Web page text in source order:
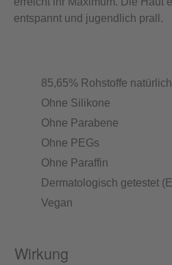
entspannt und jugendlich prall.
85,65% Rohstoffe
Ohne Silikone
Ohne Parabene
Ohne PEGs
Ohne Paraffin
Dermatologisch getestet
Vegan
Wirkung